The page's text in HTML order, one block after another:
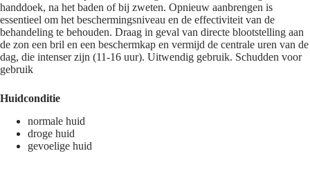
handdoek, na het baden of bij zweten. Opnieuw aanbrengen is
essentieel om het beschermingsniveau en de effectiviteit van de
behandeling te behouden. Draag in geval van directe blootstelling aan
de zon een bril en een beschermkap en vermijd de centrale uren van de
dag, die intenser zijn (11-16 uur). Uitwendig gebruik. Schudden voor
gebruik
Huidconditie
normale huid
droge huid
gevoelige huid